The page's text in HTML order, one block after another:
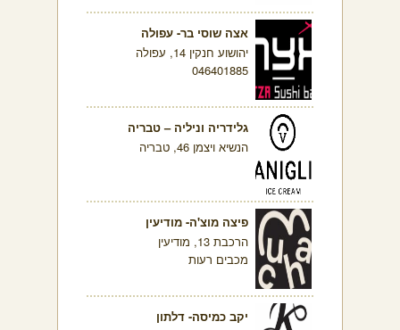
אצה שוסי בר- עפולה
יהושוע חנקין 14, עפולה
046401885
גלידריה וניליה – טבריה
הנשיא ויצמן 46, טבריה
פיצה מוצ'ה- מודיעין
הרכבת 13, מודיעין
מכבים רעות
יקב כמיסה- דלתון